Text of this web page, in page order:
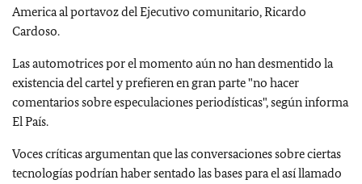
America al portavoz del Ejecutivo comunitario, Ricardo
Cardoso.
Las automotrices por el momento aún no han desmentido la
existencia del cartel y prefieren en gran parte "no hacer
comentarios sobre especulaciones periodísticas", según informa
El País.
Voces críticas argumentan que las conversaciones sobre ciertas
tecnologías podrían haber sentado las bases para el así llamado